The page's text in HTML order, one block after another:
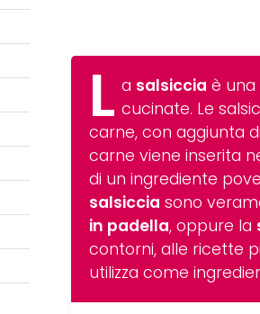
L a salsiccia è una
cucinate. Le
carne, con aggiunta
carne viene inserita
di un ingrediente
salsiccia sono
in padella, oppure la
contorni, alle ricette
utilizza come